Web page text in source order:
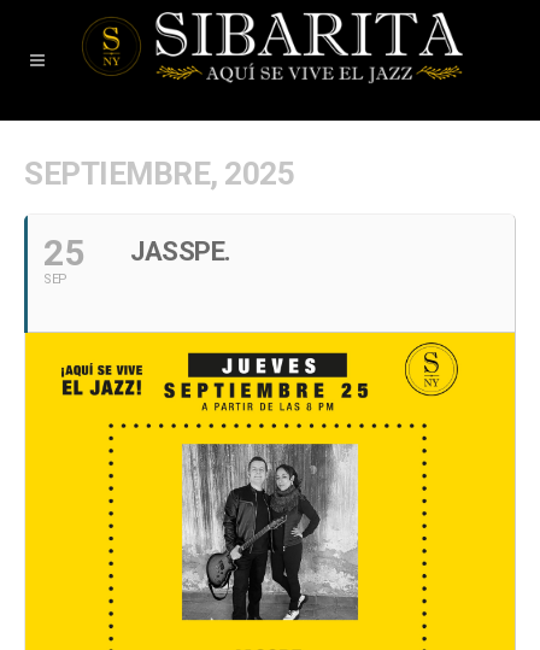
SEPTIEMBRE, 2025
25
SEP
JASSPE.